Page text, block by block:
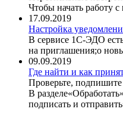
Чтобы начать работу
17.09.2019
Настройка
В сервисе 1С-ЭДО
на приглашения;о
09.09.2019
Где найти и как
Проверьте,
В
подписать и